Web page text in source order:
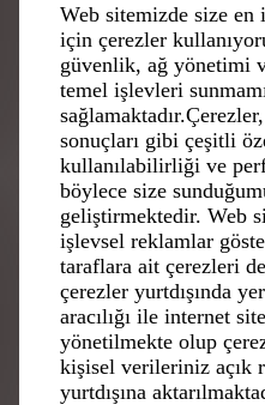
Web sitemizde size
için çerezler
güvenlik, ağ yönetimi
temel işlevleri
sonuçları gibi çeşitli
kullanılabilirliği ve
böylece size
geliştirmektedir. Web
işlevsel reklamlar
taraflara ait çerezleri
çerezler yurtdışında
aracılığı ile internet
yönetilmekte olup
kişisel verileriniz açık
yurtdışına